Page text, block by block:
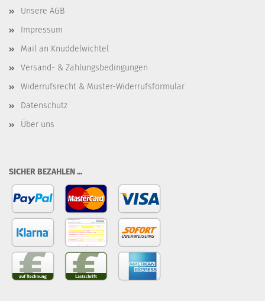
Unsere AGB
Impressum
Mail an Knuddelwichtel
Versand- & Zahlungsbedingungen
Widerrufsrecht & Muster-Widerrufsformular
Datenschutz
Über uns
SICHER BEZAHLEN ...